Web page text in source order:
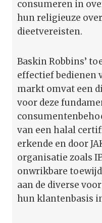
consumeren in
hun religieuze
dieetvereisten.
Baskin Robbins’
effectief bedienen
markt omvat een
voor deze
van een halal
erkende en door
organisatie zoals
onwrikbare
aan de diverse
hun klantenbasis